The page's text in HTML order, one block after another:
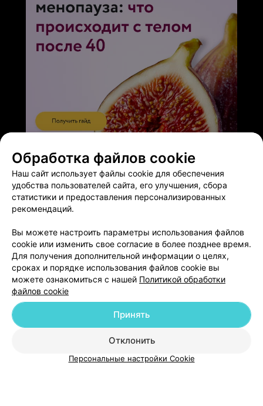
Добавить специалиста
О проекте Новости проекта
Размещение рекламы
Медицинский маркетинг
Публичный договор
Пользовательское соглашение
Способы оплаты
Обработка файлов cookie
Наш сайт использует файлы cookie для обеспечения
удобства пользователей сайта, его улучшения, сбора
статистики и предоставления персонализированных
рекомендаций.
Вы можете настроить параметры использования файлов
cookie или изменить свое согласие в более позднее время.
Для получения дополнительной информации о целях,
сроках и порядке использования файлов cookie вы
можете ознакомиться с нашей Политикой обработки
файлов cookie
Отклонить
Принять
Персональные настройки Cookie